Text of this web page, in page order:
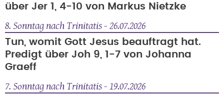
über Jer 1, 4-10 von Markus Nietzke
8. Sonntag nach Trinitatis - 26.07.2026
Tun, womit Gott Jesus beauftragt hat.
Predigt über Joh 9, 1-7 von Johanna
Graeff
7. Sonntag nach Trinitatis - 19.07.2026